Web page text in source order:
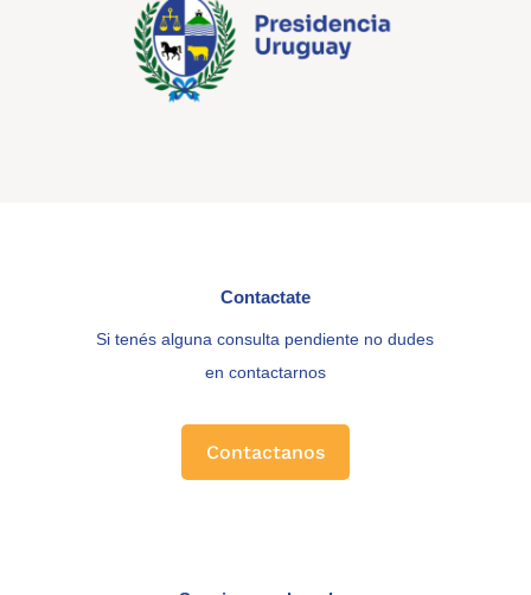
Contactate
Si tenés alguna consulta pendiente no dudes
en contactarnos
Contactanos